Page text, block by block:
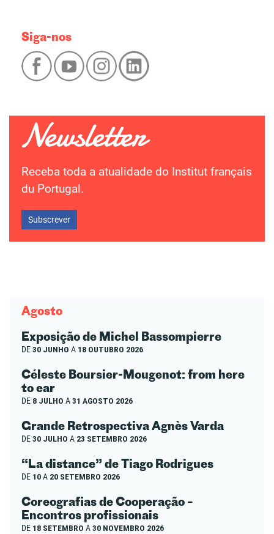
Siga-nos
Receba toda a atualidade do Institut français
du Portugal.
Subscrever
Agosto
Exposição de Michel Bassompierre
DE30 JUNHO A 18 OUTUBRO 2026
Céleste Boursier-Mougenot: from here
to ear
DE 8 JULHO A31 AGOSTO 2026
Grande Retrospectiva Agnès Varda
DE30 JULHO A 23 SETEMBRO 2026
“La distance” de Tiago Rodrigues
DE 10A 20 SETEMBRO 2026
Coreografias de Cooperação –
Encontros profissionais
DE 18 SETEMBRO A30 NOVEMBRO 2026